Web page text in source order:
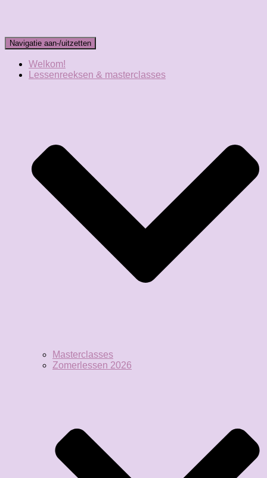
Navigatie aan-/uitzetten
Welkom!
Lessenreeksen & masterclasses
Masterclasses
Zomerlessen 2026